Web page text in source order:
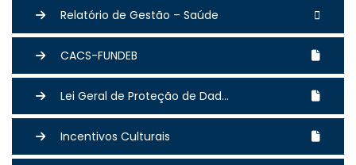
Relatório de Gestão – Saúde
CACS-FUNDEB
Lei Geral de Proteção de Dad...
Incentivos Culturais